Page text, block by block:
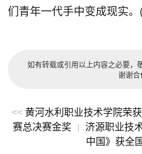
们青年一代手中变成现实
如有转载或引用以上内容之必要，
谢谢合
<< 黄河水利职业技术学院荣
赛总决赛金奖
|
济源职业技
中国》获全